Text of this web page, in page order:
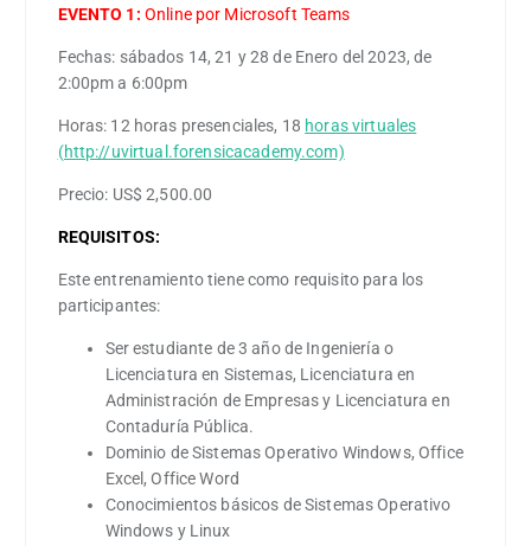
EVENTO 1: Online por Microsoft Teams
Fechas: sábados 14, 21 y 28 de Enero del 2023, de
2:00pm a 6:00pm
Horas: 12 horas presenciales, 18 horas virtuales
(http://uvirtual.forensicacademy.com)
Precio: US$ 2,500.00
REQUISITOS:
Este entrenamiento tiene como requisito para los
participantes:
Ser estudiante de 3 año de Ingeniería o
Licenciatura en Sistemas, Licenciatura en
Administración de Empresas y Licenciatura en
Contaduría Pública.
Dominio de Sistemas Operativo Windows, Office
Excel, Office Word
Conocimientos básicos de Sistemas Operativo
Windows y Linux